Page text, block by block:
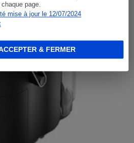
page.
mise à jour le 12/07/2024
& FERMER